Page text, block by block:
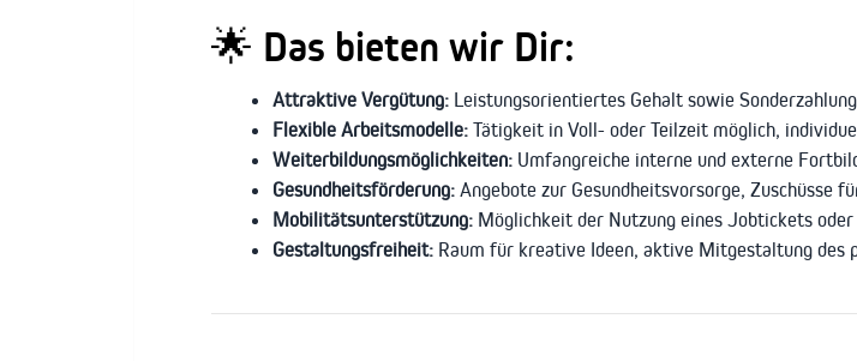
🌟 Das bieten wir Dir:
Attraktive Vergütung: Leistungsorientiertes Gehalt sowie
Flexible Arbeitsmodelle: Tätigkeit in Voll- oder Teilzeit möglich,
Weiterbildungsmöglichkeiten: Umfangreiche interne und externe
Gesundheitsförderung: Angebote zur Gesundheitsvorsorge, Zuschüsse
Mobilitätsunterstützung: Möglichkeit der Nutzung eines Jobtickets
Gestaltungsfreiheit: Raum für kreative Ideen, aktive Mitgestaltung des